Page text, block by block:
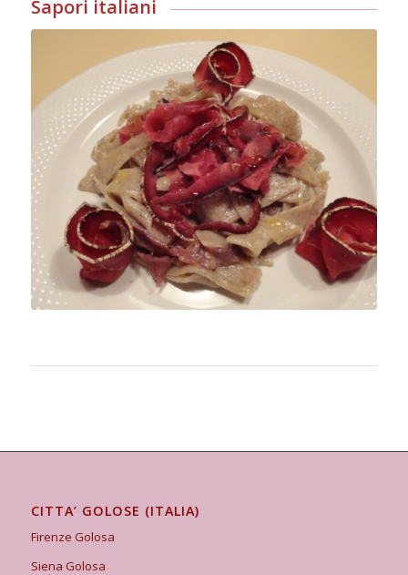
Sapori italiani
CITTA’ GOLOSE (ITALIA)
Firenze Golosa
Siena Golosa